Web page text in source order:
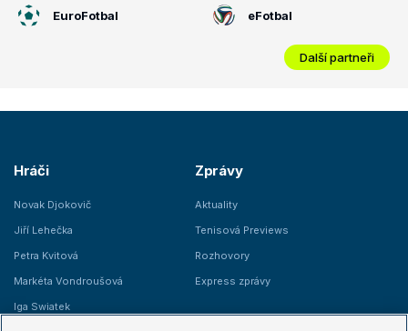
EuroFotbal eFotbal
Další partneři
Hráči
Novak Djokovič
Jiří Lehečka
Petra Kvitová
Markéta Vondroušová
Iga Swiatek
Zprávy
Aktuality
Tenisová Previews
Rozhovory
Express zprávy